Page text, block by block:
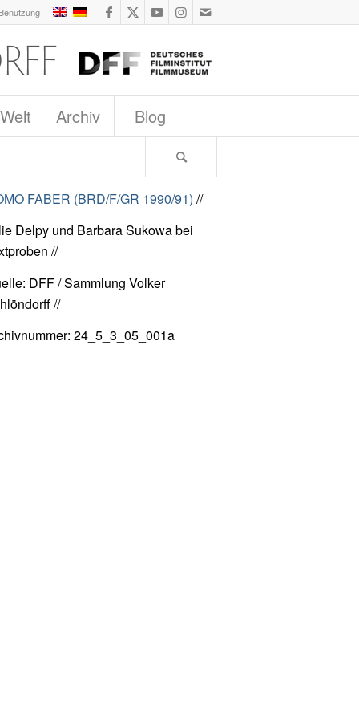
Archiv Blog
FABER (BRD/F/GR 1990/91) //
Delpy und Barbara Sukowa bei
//
DFF / Sammlung Volker
//
24_5_3_05_001a